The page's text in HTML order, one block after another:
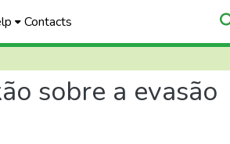
Contacts
sobre a evasão